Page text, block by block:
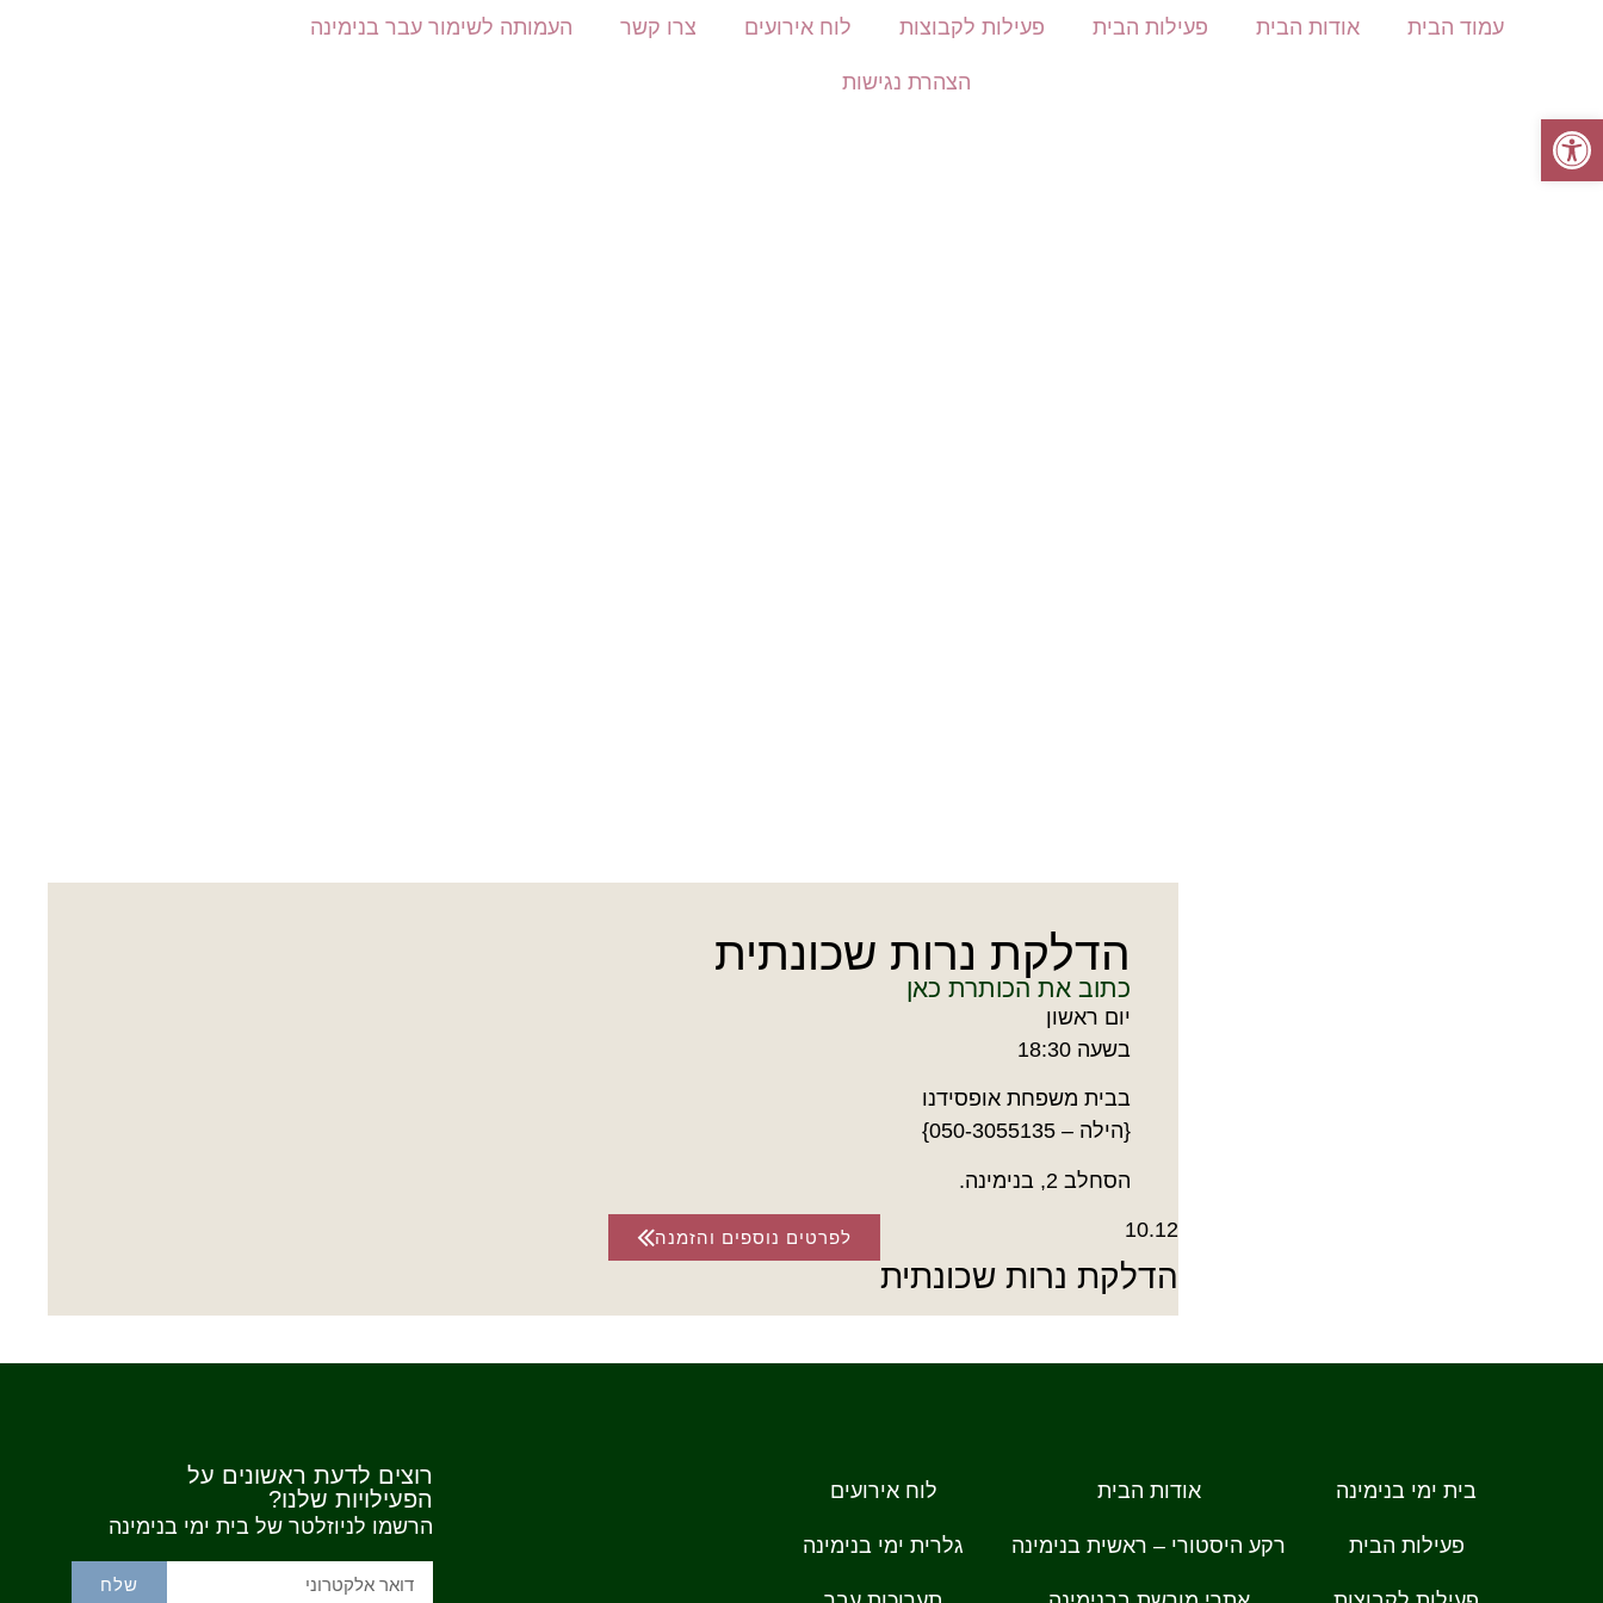
פתח סרגל נגישות
עמוד הבית אודות הבית פעילות הבית פעילות לקבוצות לוח אירועים צרו קשר העמותה לשימור עבר בנימינה
הצהרת נגישות
הדלקת נרות שכונתית
כתוב את הכותרת כאן
יום ראשון
בשעה 18:30
בבית משפחת אופסידנו
{הילה – 050-3055135}
הסחלב 2, בנימינה.
10.12
הדלקת נרות שכונתית
לפרטים נוספים והזמנה
בית ימי בנימינה
פעילות הבית
אודות הבית
רקע היסטורי – ראשית בנימינה
לוח אירועים
גלרית ימי בנימינה
רוצים לדעת ראשונים על
הפעילויות שלנו?
הרשמו לניוזלטר של בית ימי בנימינה
שלח